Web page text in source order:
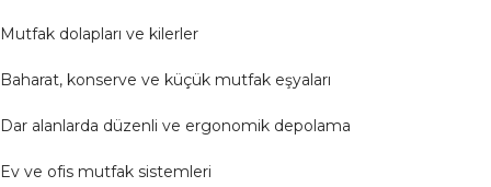
Mutfak dolapları ve kilerler
Baharat, konserve ve küçük mutfak eşyaları
Dar alanlarda düzenli ve ergonomik depolama
Ev ve ofis mutfak sistemleri